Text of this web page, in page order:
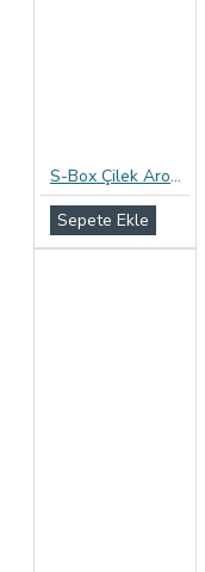
S-Box Çilek Aromalı Prezervatif 12li Paket
Sepete Ekle